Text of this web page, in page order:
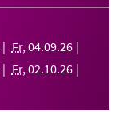
Fr, 04.09.26
Fr, 02.10.26